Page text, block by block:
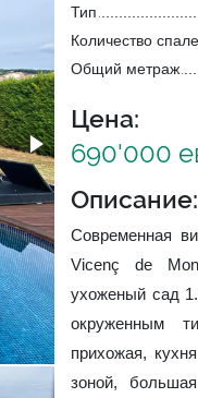
Тип
Количество
Общий метраж
Цена:
690'000
Описание:
Современная
Vicenç de
ухоженый сад
окруженным
прихожая,
зоной,